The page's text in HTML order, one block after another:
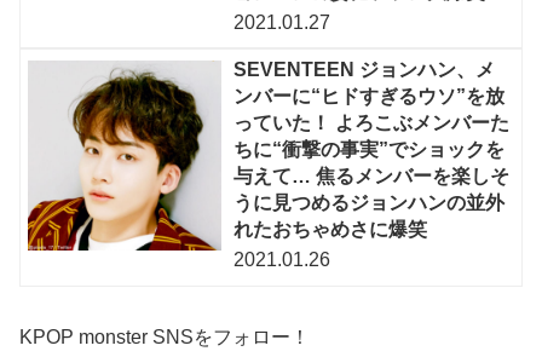
2021.01.27
SEVENTEEN ジョンハン、メ
ンバーに“ヒドすぎるウソ”を放
っていた！ よろこぶメンバーた
ちに“衝撃の事実”でショックを
与えて… 焦るメンバーを楽しそ
うに見つめるジョンハンの並外
れたおちゃめさに爆笑
2021.01.26
KPOP monster SNSをフォロー！